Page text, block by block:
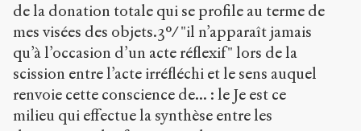
de la donation totale qui se profile au terme de
mes visées des objets.3°/ "il n’apparaît jamais
qu’à l’occasion d’un acte réflexif" lors de la
scission entre l’acte irréfléchi et le sens auquel
renvoie cette conscience de... : le Je est ce
milieu qui effectue la synthèse entre les